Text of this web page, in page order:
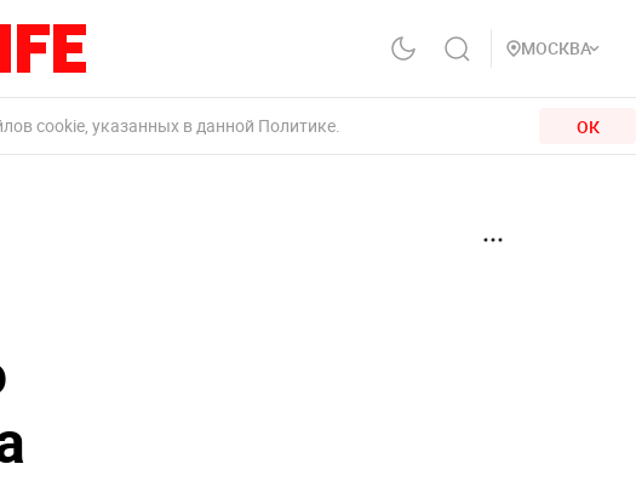
МОСКВА
cookie, указанных в данной Политике. ОК